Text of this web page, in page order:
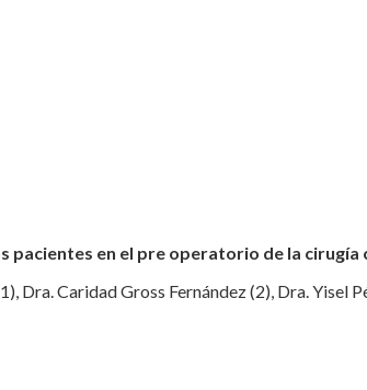
pacientes en el pre operatorio de la
Dra. Caridad Gross Fernández (2), Dra.